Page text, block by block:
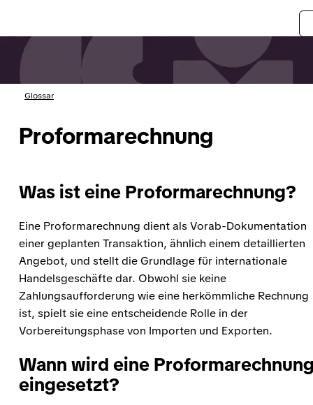
Glossar
Proformarechnung
Was ist eine Proformarechnung?
Eine Proformarechnung dient als Vorab-Dokumentation
einer geplanten Transaktion, ähnlich einem detaillierten
Angebot, und stellt die Grundlage für internationale
Handelsgeschäfte dar. Obwohl sie keine
Zahlungsaufforderung wie eine herkömmliche Rechnung
ist, spielt sie eine entscheidende Rolle in der
Vorbereitungsphase von Importen und Exporten.
Wann wird eine
eingesetzt?